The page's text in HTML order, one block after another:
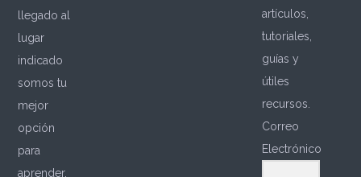
llegado al
lugar
indicado
somos tu
mejor
opción
para
aprender,
artículos,
tutoriales,
guías y
útiles
recursos.
Correo
Electrónico